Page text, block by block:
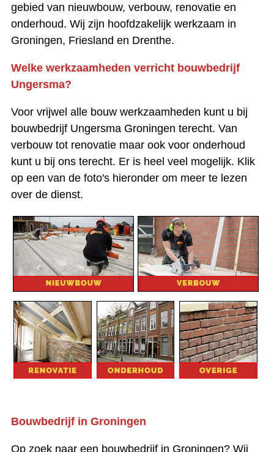
gebied van nieuwbouw, verbouw, renovatie en
onderhoud. Wij zijn hoofdzakelijk werkzaam in
Groningen, Friesland en Drenthe.
Welke werkzaamheden verricht bouwbedrijf
Ungersma?
Voor vrijwel alle bouw werkzaamheden kunt u bij
bouwbedrijf Ungersma Groningen terecht. Van
verbouw tot renovatie maar ook voor onderhoud
kunt u bij ons terecht. Er is heel veel mogelijk. Klik
op een van de foto's hieronder om meer te lezen
over de dienst.
Bouwbedrijf in Groningen
Op zoek naar een bouwbedrijf in Groningen? Wij